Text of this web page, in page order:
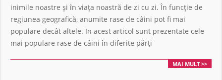
inimile noastre și în viața noastră de zi cu zi. În funcție de
regiunea geografică, anumite rase de câini pot fi mai
populare decât altele. In acest articol sunt prezentate cele
mai populare rase de câini în diferite părți
MAI MULT >>